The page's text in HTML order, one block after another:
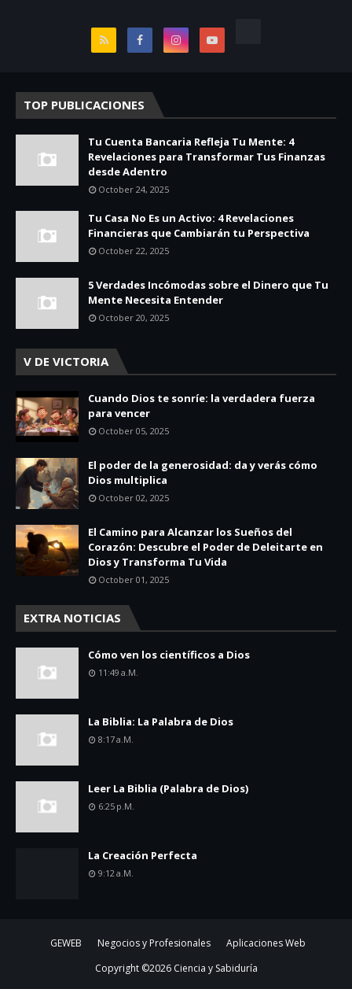
TOP PUBLICACIONES
Tu Cuenta Bancaria Refleja Tu Mente: 4
Revelaciones para Transformar Tus Finanzas
desde Adentro
October 24, 2025
Tu Casa No Es un Activo: 4 Revelaciones
Financieras que Cambiarán tu Perspectiva
October 22, 2025
5 Verdades Incómodas sobre el Dinero que Tu
Mente Necesita Entender
October 20, 2025
V DE VICTORIA
Cuando Dios te sonríe: la verdadera fuerza
para vencer
October 05, 2025
El poder de la generosidad: da y verás cómo
Dios multiplica
October 02, 2025
El Camino para Alcanzar los Sueños del
Corazón: Descubre el Poder de Deleitarte en
Dios y Transforma Tu Vida
October 01, 2025
EXTRA NOTICIAS
Cómo ven los científicos a Dios
11:49 A.m.
La Biblia: La Palabra de Dios
8:17 A.m.
Leer La Biblia (Palabra de Dios)
6:25 P.m.
La Creación Perfecta
9:12 A.m.
GEWEB Negocios y Profesionales
Aplicaciones Web
Copyright ©2026 Ciencia y Sabiduría